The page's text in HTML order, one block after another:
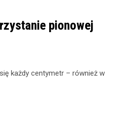
pionowej
każdy centymetr – również w